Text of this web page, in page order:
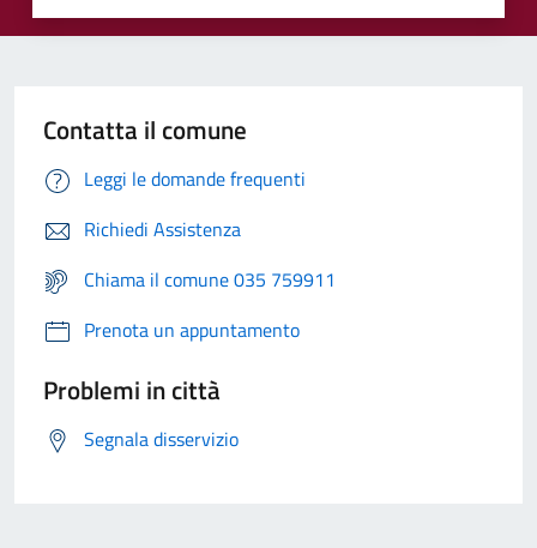
Contatta il comune
Leggi le domande frequenti
Richiedi Assistenza
Chiama il comune 035 759911
Prenota un appuntamento
Problemi in città
Segnala disservizio